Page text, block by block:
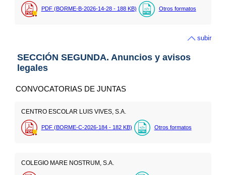
PDF (BORME-B-2026-14-28 - 188 KB) Otros formatos
subir
SECCIÓN SEGUNDA. Anuncios y avisos
legales
CONVOCATORIAS DE JUNTAS
CENTRO ESCOLAR LUIS VIVES, S.A.
PDF (BORME-C-2026-184 - 182 KB) Otros formatos
COLEGIO MARE NOSTRUM, S.A.